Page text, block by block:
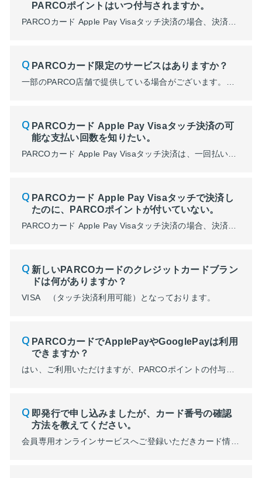
PARCOポイントはいつ付与されますか。
PARCOカード限定のサービスはありますか？
PARCOカード Apple Pay Visaタッチ決済の可
能な支払い回数を知りたい。
PARCOカード Apple Pay Visaタッチで決済し
たのに、PARCOポイントが付いていない。
新しいPARCOカードのクレジットカードブラン
ドは何がありますか？
VISA （タッチ決済利用可能）となっております。
PARCOカードでApplePayやGooglePayは利用
できますか？
即発行で申し込みましたが、カード番号の確認
方法を教えてください。